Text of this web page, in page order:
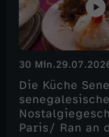
30 Min.
Die Küche
Paris/ Ran an